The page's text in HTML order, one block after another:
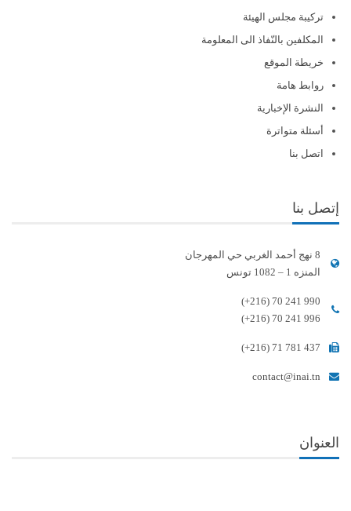
تركيبة مجلس الهيئة
المكلفين بالنّفاذ الى المعلومة
خريطة الموقع
روابط هامة
النشرة الإخبارية
أسئلة متواترة
اتصل بنا
إتصل بنا
8 نهج أحمد الغربي حي المهرجان
المنزه 1 – 1082 تونس
(+216) 70 241 990
(+216) 70 241 996
(+216) 71 781 437
contact@inai.tn
العنوان